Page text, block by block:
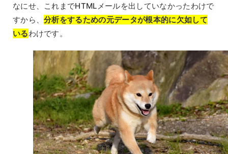
なにせ、これまでHTMLメールを出していなかったわけで
すから、分析をするための元データが根本的に欠如して
いるわけです。